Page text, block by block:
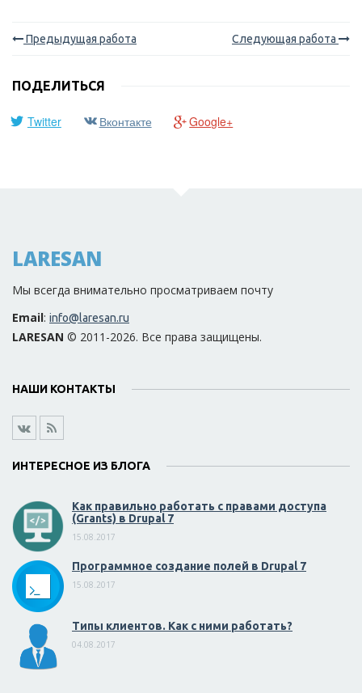
Предыдущая работа Следующая работа
ПОДЕЛИТЬСЯ
Twitter Вконтакте Google+
LARESAN
Мы всегда внимательно просматриваем почту
Email: info@laresan.ru
LARESAN © 2011-2026. Все права защищены.
НАШИ КОНТАКТЫ
ИНТЕРЕСНОЕ ИЗ БЛОГА
Как правильно работать с правами доступа
(Grants) в Drupal 7
15.08.2017
Программное создание полей в Drupal 7
15.08.2017
Типы клиентов. Как с ними работать?
04.08.2017